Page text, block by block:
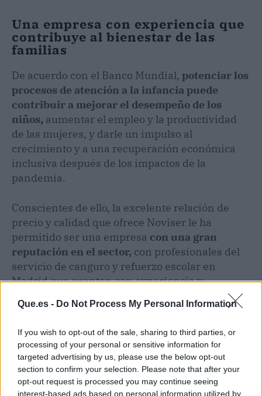
Que.es - Do Not Process My Personal Information
If you wish to opt-out of the sale, sharing to third parties, or
processing of your personal or sensitive information for
targeted advertising by us, please use the below opt-out
section to confirm your selection. Please note that after your
opt-out request is processed you may continue seeing
interest-based ads based on personal information utilized by
Una empresa con experiencia que
contribuye al bienestar de las
familias
De acuerdo con el Banco Mundial, potenciar los
procesos de atención a la infancia puede
contribuir a mejorar el desempeño de los
niños, aumentar el empleo y la productividad
de las mujeres, y darle un impulso al
crecimiento y a una recuperación económica
inclusiva después de los impactos de la
pandemia.
Conscientes de ello, la excelente relación de
precio y calidad que ofrece Noviser le ha
permitido ser una empresa con una gran
reputación en el sector, con profesionales del
servicio de canguro y refuerzo escolar en
Madrid que cuentan con experiencia y
realizados con anterioridad. Asimismo, la
antecedentes que puedan tener los
profesionales antes de incorporarlos a su
equipo, para garantizar la mayor tranquilidad
posible a los clientes. De esta manera, Noviser